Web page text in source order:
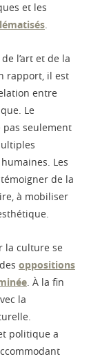
et les
.
l’art et de la
rapport, il est
entre
Le
seulement
Les
de la
à mobiliser
la culture se
oppositions
. À la fin
la
politique a